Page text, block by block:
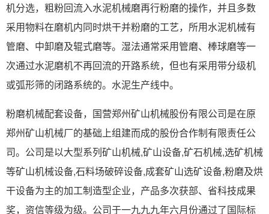
机分选，粗粉回流入水泥机械磨再行粉磨的操作，并且多数
采用物料在磨机内同时烘干并粉磨的工艺，所用水泥机械有
管磨、中卸磨及辊式磨等。湿法通常采用管磨、棒球磨等一
次通过水泥磨机不再回流的开路系统，但也有采用带分级机
或弧形筛的闭路系统的。水泥生产线中。
粉磨机械配套设备，国营郑州矿山机械股份有限公司是在原
郑州矿山机械厂的基础上组建而成的股份合作制有限责任公
司。公司是以大型系列矿山机械,矿山设备,矿石机械,选矿机械
等矿山机械设备,石料场破碎设备,成套矿山选矿设备,粉磨及烘
干设备为主的加工制造型企业，产品多次获部、省科技成果
奖，资信等级为级。公司于一九九九年六月份通过了国际标